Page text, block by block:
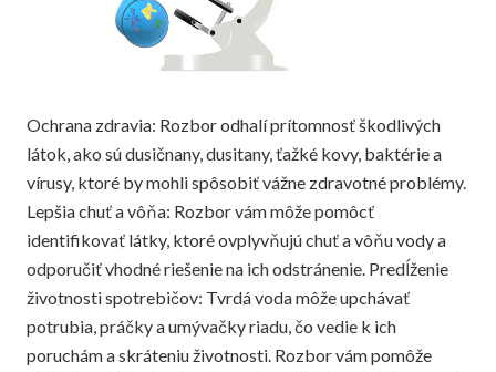
Ochrana zdravia: Rozbor odhalí prítomnosť škodlivých
látok, ako sú dusičnany, dusitany, ťažké kovy, baktérie a
vírusy, ktoré by mohli spôsobiť vážne zdravotné problémy.
Lepšia chuť a vôňa: Rozbor vám môže pomôcť
identifikovať látky, ktoré ovplyvňujú chuť a vôňu vody a
odporučiť vhodné riešenie na ich odstránenie. Predĺženie
životnosti spotrebičov: Tvrdá voda môže upchávať
potrubia, práčky a umývačky riadu, čo vedie k ich
poruchám a skráteniu životnosti. Rozbor vám pomôže